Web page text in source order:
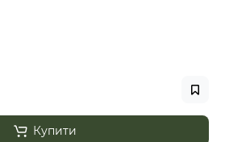
Купити